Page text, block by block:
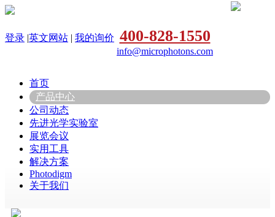
登录 |英文网站 | 我的询价 400-828-1550
info@microphotons.com
首页
产品中心
公司动态
先进光学实验室
展览会议
实用工具
解决方案
Photodigm
关于我们